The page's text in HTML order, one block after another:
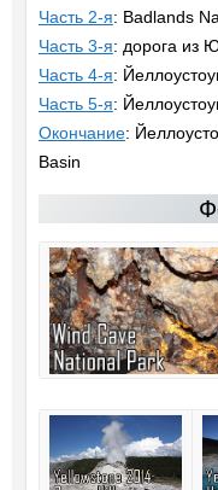
Часть 2-я: Badlands
Часть 3-я: дорога из
Часть 4-я:
Часть 5-я:
Окончание:
Basin